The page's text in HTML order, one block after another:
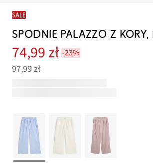
SALE
SPODNIE PALAZZO Z
74,99 zł -23%
97,99 zł